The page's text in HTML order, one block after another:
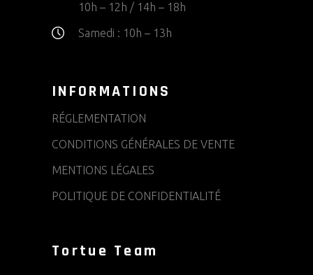
10h – 12h / 14h – 18h
Samedi : 10h – 13h
INFORMATIONS
RÉGLEMENTATION
CONDITIONS GÉNÉRALES DE VENTE
MENTIONS LÉGALES
POLITIQUE DE CONFIDENTIALITÉ
Tortue Team